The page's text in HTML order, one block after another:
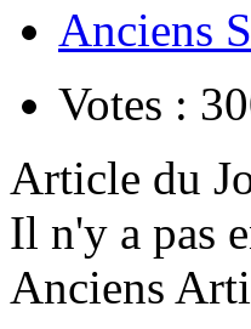
Anciens
Votes :
Article du
Il n'y a pas
Anciens